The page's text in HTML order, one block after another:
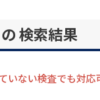
の 検索結果
ない検査でも対応